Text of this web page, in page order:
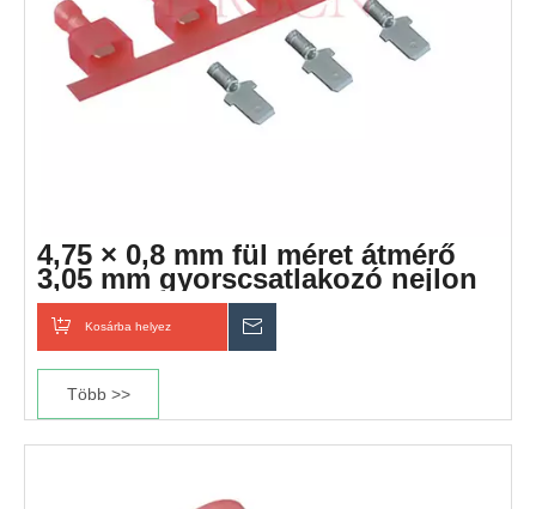
4,75 × 0,8 mm fül méret átmérő
3,05 mm gyorscsatlakozó nejlon
egyenes csatlakozó
Kosárba helyez
Több >>